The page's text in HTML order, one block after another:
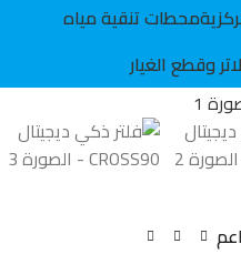
محطات تنقية مياه
وقطع الغيار